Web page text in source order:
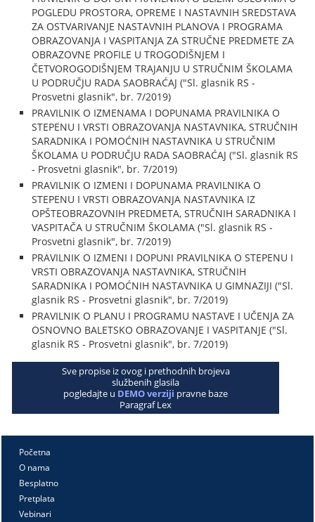
POGLEDU PROSTORA, OPREME I NASTAVNIH SREDSTAVA
ZA OSTVARIVANJE NASTAVNIH PLANOVA I PROGRAMA
OBRAZOVANJA I VASPITANJA ZA STRUČNE PREDMETE ZA
OBRAZOVNE PROFILE U TROGODIŠNJEM I
ČETVOROGODIŠNJEM TRAJANJU U STRUČNIM ŠKOLAMA
U PODRUČJU RADA SAOBRAĆAJ ("Sl. glasnik RS -
Prosvetni glasnik", br. 7/2019)
PRAVILNIK O IZMENAMA I DOPUNAMA PRAVILNIKA O
STEPENU I VRSTI OBRAZOVANJA NASTAVNIKA, STRUČNIH
SARADNIKA I POMOĆNIH NASTAVNIKA U STRUČNIM
ŠKOLAMA U PODRUČJU RADA SAOBRAĆAJ ("Sl. glasnik RS
- Prosvetni glasnik", br. 7/2019)
PRAVILNIK O IZMENI I DOPUNAMA PRAVILNIKA O
STEPENU I VRSTI OBRAZOVANJA NASTAVNIKA IZ
OPŠTEOBRAZOVNIH PREDMETA, STRUČNIH SARADNIKA I
VASPITAČA U STRUČNIM ŠKOLAMA ("Sl. glasnik RS -
Prosvetni glasnik", br. 7/2019)
PRAVILNIK O IZMENI I DOPUNI PRAVILNIKA O STEPENU I
VRSTI OBRAZOVANJA NASTAVNIKA, STRUČNIH
SARADNIKA I POMOĆNIH NASTAVNIKA U GIMNAZIJI ("Sl.
glasnik RS - Prosvetni glasnik", br. 7/2019)
PRAVILNIK O PLANU I PROGRAMU NASTAVE I UČENJA ZA
OSNOVNO BALETSKO OBRAZOVANJE I VASPITANJE ("Sl.
glasnik RS - Prosvetni glasnik", br. 7/2019)
Sve propise iz ovog i prethodnih brojeva
službenih glasila
pogledajte u DEMO verziji pravne baze
Paragraf Lex
Početna
O nama
Besplatno
Pretplata
Vebinari